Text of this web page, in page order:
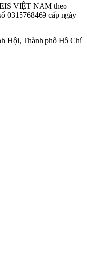
VIỆT NAM theo
0315768469 cấp ngày
Hội, Thành phố Hồ Chí